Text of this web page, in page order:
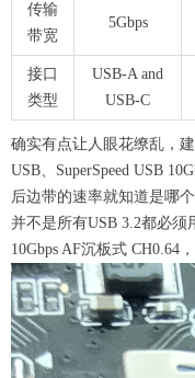
传输
带宽
5Gbps
接口
类型
USB-A and
USB-C
确实有点让人眼花缭乱，
USB、SuperSpeed USB
后边带的速率就知道是哪个
并不是所有USB 3.2都必须
10Gbps AF沉板式 CH0.64